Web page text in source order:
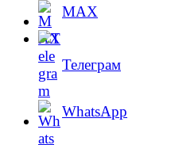
MAX
Телеграм
WhatsApp